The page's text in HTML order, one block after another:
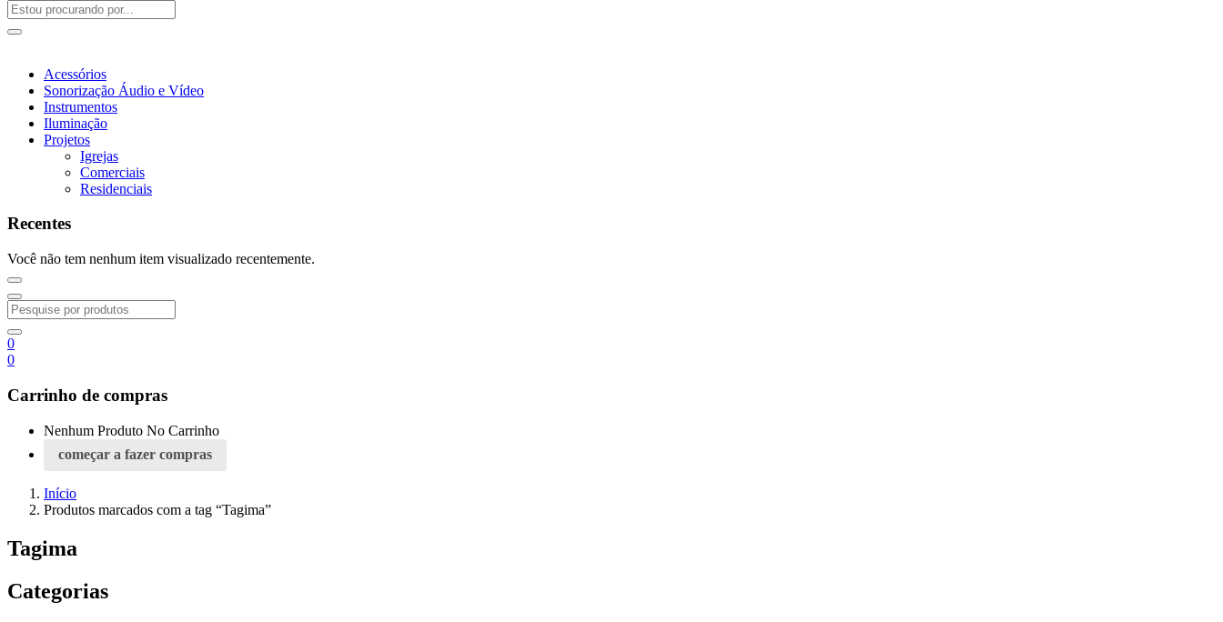
Acessórios
Sonorização Áudio e Vídeo
Instrumentos
Iluminação
Projetos
Igrejas
Comerciais
Residenciais
Recentes
Você não tem nenhum item visualizado recentemente.
0
0
Carrinho de compras
Nenhum Produto No Carrinho
começar a fazer compras
Início
Produtos marcados com a tag “Tagima”
Tagima
Categorias